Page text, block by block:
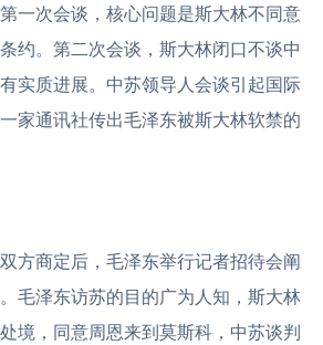
一次会谈，核心问题是斯大林不同意
约。第二次会谈，斯大林闭口不谈中
实质进展。中苏领导人会谈引起国际
家通讯社传出毛泽东被斯大林软禁的
方商定后，毛泽东举行记者招待会阐
毛泽东访苏的目的广为人知，斯大林
境，同意周恩来到莫斯科，中苏谈判